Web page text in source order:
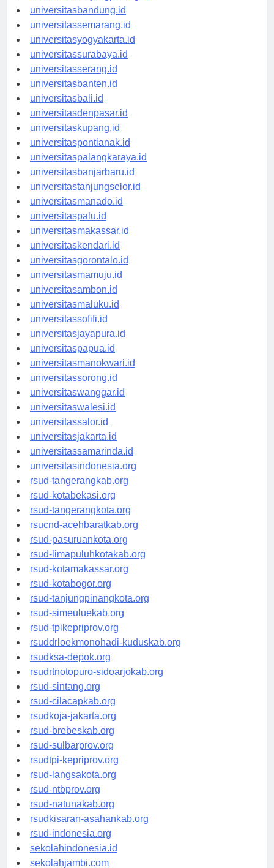
universitastanjungpinang.id
universitasbandung.id
universitassemarang.id
universitasyogyakarta.id
universitassurabaya.id
universitasserang.id
universitasbanten.id
universitasbali.id
universitasdenpasar.id
universitaskupang.id
universitaspontianak.id
universitaspalangkaraya.id
universitasbanjarbaru.id
universitastanjungselor.id
universitasmanado.id
universitaspalu.id
universitasmakassar.id
universitaskendari.id
universitasgorontalo.id
universitasmamuju.id
universitasambon.id
universitasmaluku.id
universitassofifi.id
universitasjayapura.id
universitaspapua.id
universitasmanokwari.id
universitassorong.id
universitaswanggar.id
universitaswalesi.id
universitassalor.id
universitasjakarta.id
universitassamarinda.id
universitasindonesia.org
rsud-tangerangkab.org
rsud-kotabekasi.org
rsud-tangerangkota.org
rsucnd-acehbaratkab.org
rsud-pasuruankota.org
rsud-limapuluhkotakab.org
rsud-kotamakassar.org
rsud-kotabogor.org
rsud-tanjungpinangkota.org
rsud-simeuluekab.org
rsud-tpikepriprov.org
rsuddrloekmonohadi-kuduskab.org
rsudksa-depok.org
rsudrtnotopuro-sidoarjokab.org
rsud-sintang.org
rsud-cilacapkab.org
rsudkoja-jakarta.org
rsud-brebeskab.org
rsud-sulbarprov.org
rsudtpi-kepriprov.org
rsud-langsakota.org
rsud-ntbprov.org
rsud-natunakab.org
rsudkisaran-asahankab.org
rsud-indonesia.org
sekolahindonesia.id